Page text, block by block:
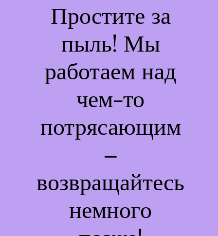
Простите за
пыль! Мы
работаем над
чем-то
потрясающим
–
возвращайтесь
немного